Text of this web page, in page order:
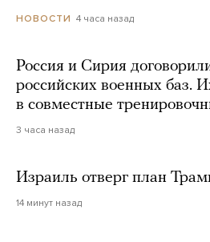
НОВОСТИ 4 часа назад
Россия и Сирия
российских военных баз.
в совместные
3 часа назад
Израиль отверг план
14 минут назад